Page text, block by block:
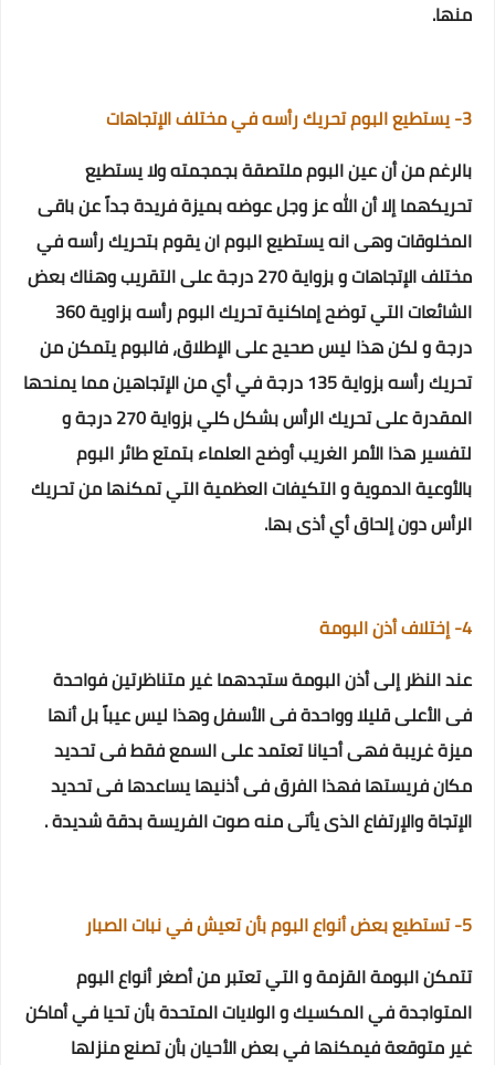
منها.
3- يستطيع البوم تحريك رأسه في مختلف الإتجاهات
بالرغم من أن عين البوم ملتصقة بجمجمته ولا يستطيع
تحريكهما إلا أن الله عز وجل عوضه بميزة فريدة جداً عن باقى
المخلوقات وهى انه يستطيع البوم ان يقوم بتحريك رأسه في
مختلف الإتجاهات و بزواية 270 درجة على التقريب و
هناك بعض
الشائعات التي توضح إماكنية تحريك البوم رأسه بزاوية 360
درجةو لكن هذا ليس صحيح على الإطلاق، فالبوم يتمكن من
تحريك رأسه بزواية 135 درجة في أي من الإتجاهين مما يمنحها
المقدرة على تحريك الرأس بشكل كلي بزواية 270 درجة
و
لتفسير هذا الأمر الغريب أوضح العلماء بتمتع طائر البوم
بالأوعية الدموية و التكيفات العظمية التي تمكنها من تحريك
الرأس دون إلحاق أي أذى بها.
4- إختلاف أذن البومة
عند النظر إلى أذن البومة ستجدهما غير متناظرتين فواحدة
فى الأعلى قليلا وواحدة فى الأسفل وهذا ليس عيباً بل أنها
ميزة غريبة فهى أحيانا تعتمد على السمع فقط فى تحديد
مكان فريستها فهذا الفرق فى أذنيها يساعدها فى تحديد
الإتجاة والإرتفاع الذى يأتى منه صوت الفريسة بدقة شديدة .
5- تستطيع بعض أنواع البوم بأن تعيش في نبات الصبار
تتمكن البومة القزمة و التي تعتبر من أصغر أنواع البوم
المتواجدة في المكسيك و الولايات المتحدة بأن تحيا في أماكن
غير متوقعةفيمكنها في بعض الأحيان بأن تصنع منزلها